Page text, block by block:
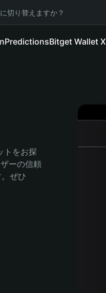
に切り替えますか？
PredictionsBitget Wallet X
トをお探
ーの信頼
ぜひ